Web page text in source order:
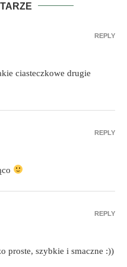
ciasteczkowe drugie
REPLY
REPLY
proste, szybkie i smaczne :))
REPLY